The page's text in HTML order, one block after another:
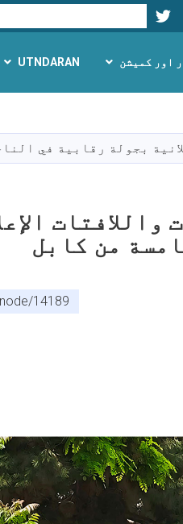
content
Twitter
تلاش
اور کمیشن UTNDARAN
بجولة رقابية في
من كابل
14189